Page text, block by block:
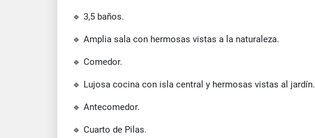
🔹 3,5 baños.
🔹 Amplia sala con hermosas vistas a la naturaleza.
🔹 Comedor.
🔹 Lujosa cocina con isla central y hermosas vistas al jardín.
🔹 Antecomedor.
🔹 Cuarto de Pilas.